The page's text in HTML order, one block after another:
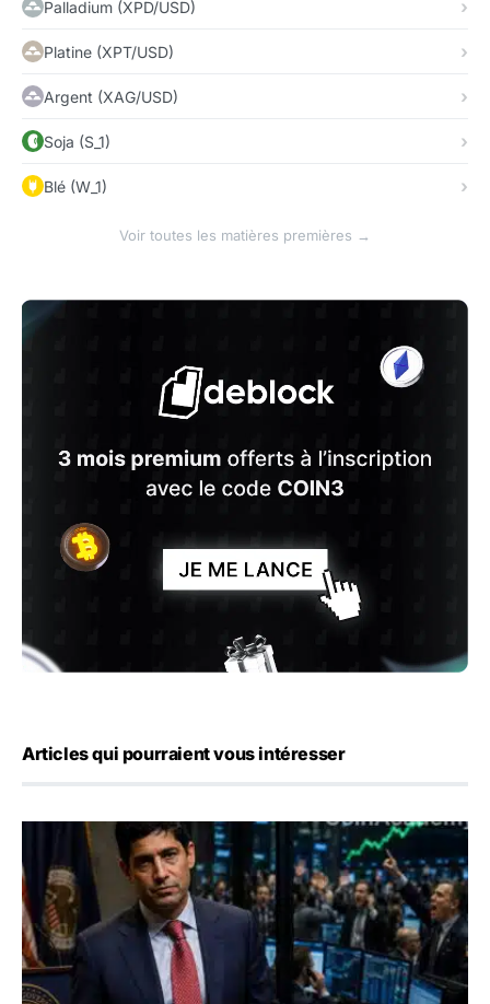
Palladium (XPD/USD)
Platine (XPT/USD)
Argent (XAG/USD)
Soja (S_1)
Blé (W_1)
Voir toutes les matières premières →
Articles qui pourraient vous intéresser
Emploi américain : 23 000 postes détruits en juillet, les